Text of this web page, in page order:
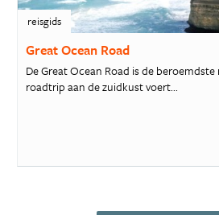
reisgids
Great Ocean Road
De Great Ocean Road is de
roadtrip aan de zuidkust voert...